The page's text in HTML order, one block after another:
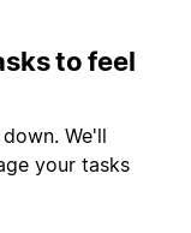
to feel
We'll
your tasks